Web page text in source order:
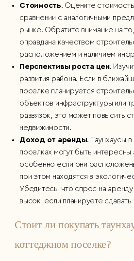
Стоимость. Оцените стоимость
сравнении с аналогичными
рынке. Обратите внимание на
оправдана качеством
расположением и наличием
Перспективы роста цен.
развития района. Если в
поселке планируется
объектов инфраструктуры или
развязок, это может повысить
недвижимости.
Доход от аренды. Таунхаусы
поселках могут быть
особенно если они
при этом находятся в
Убедитесь, что спрос на
высок, если планируете сдавать
Стоит ли покупать
коттеджном поселке?